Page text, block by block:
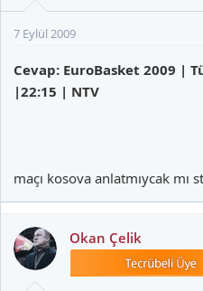
7 Eylül 2009
Cevap: EuroBasket 2009 |
|22:15 | NTV
maçı kosova anlatmıycak mı
Okan Çelik